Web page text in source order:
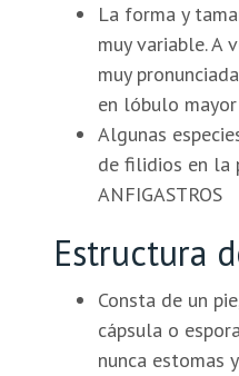
La forma y
muy variable. A
muy
en lóbulo
Algunas
de filidios en la
ANFIGASTROS
Estructura
Consta de un
cápsula o
nunca estomas